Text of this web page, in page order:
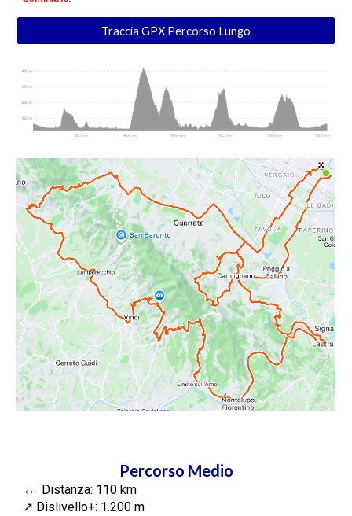
Traccia GPX Percorso Lungo
Percorso Medio
↔️ Distanza: 110 km
↗️ Dislivello+: 1.200 m